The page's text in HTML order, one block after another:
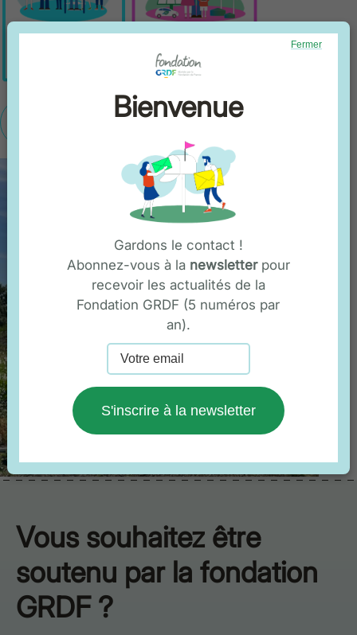
En savoir plus
Vous souhaitez être
soutenu par la fondation
GRDF ?
Fermer
Bienvenue
Gardons le contact !
Abonnez-vous à la newsletterpour
recevoir les actualités de la
Fondation GRDF (5 numéros par
an).
S'inscrire à la newsletter